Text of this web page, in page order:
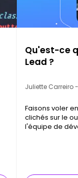
Qu'est-ce
Lead ?
Juliette Carreiro
Faisons voler
clichés sur le
l'équipe de